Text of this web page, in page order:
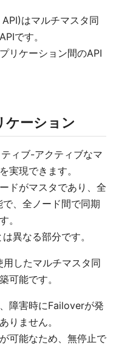
はマルチマスタ同
です。
リケーション間のAPI
ケーション
ィブ-アクティブなマ
実現できます。
ドがマスタであり、全
、全ノード間で同期
。
異なる部分です。
したマルチマスタ同
可能です。
障害時にFailoverが発
りません。
可能なため、無停止で